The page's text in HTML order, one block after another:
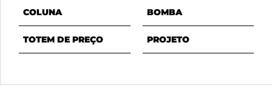
COLUNA
BOMBA
TOTEM DE PREÇO PROJETO